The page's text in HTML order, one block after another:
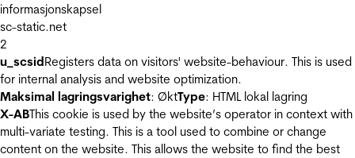
informasjonskapsel
sc-static.net
2
u_scsidRegisters data on visitors' website-behaviour. This is used
for internal analysis and website optimization.
Maksimal lagringsvarighet: ØktType: HTML lokal lagring
X-ABThis cookie is used by the website’s operator in context with
multi-variate testing. This is a tool used to combine or change
content on the website. This allows the website to find the best